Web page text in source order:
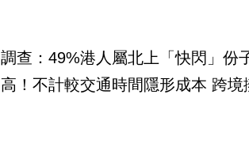
調查：49%港人屬北上「快閃」份
高！不計較交通時間隱形成本 跨境